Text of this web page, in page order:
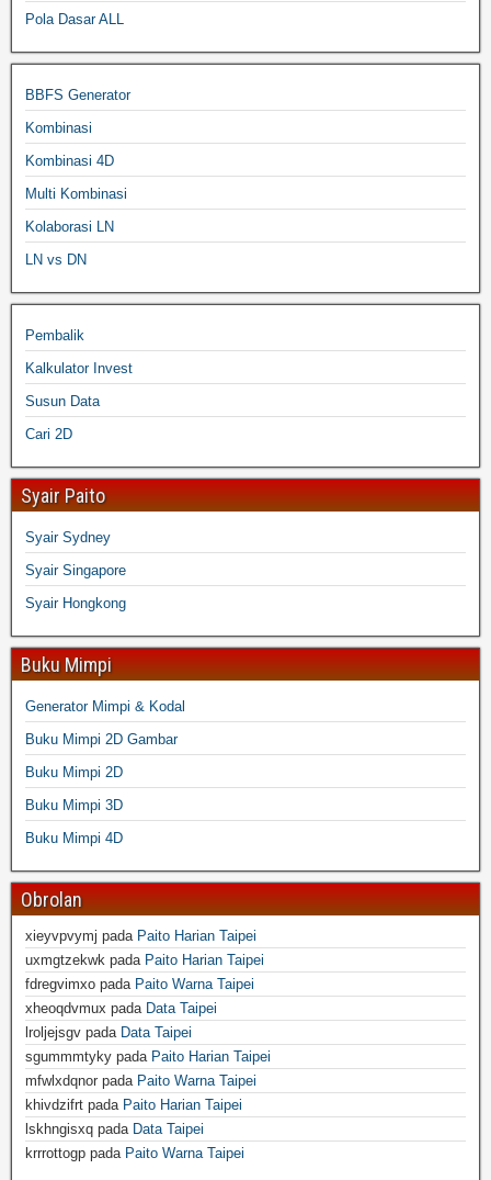
Pola Dasar ALL
BBFS Generator
Kombinasi
Kombinasi 4D
Multi Kombinasi
Kolaborasi LN
LN vs DN
Pembalik
Kalkulator Invest
Susun Data
Cari 2D
Syair Paito
Syair Sydney
Syair Singapore
Syair Hongkong
Buku Mimpi
Generator Mimpi & Kodal
Buku Mimpi 2D Gambar
Buku Mimpi 2D
Buku Mimpi 3D
Buku Mimpi 4D
Obrolan
xieyvpvymj pada Paito Harian Taipei
uxmgtzekwk pada Paito Harian Taipei
fdregvimxo pada Paito Warna Taipei
xheoqdvmux pada Data Taipei
lroljejsgv pada Data Taipei
sgummmtyky pada Paito Harian Taipei
mfwlxdqnor pada Paito Warna Taipei
khivdzifrt pada Paito Harian Taipei
lskhngisxq pada Data Taipei
krrrottogp pada Paito Warna Taipei